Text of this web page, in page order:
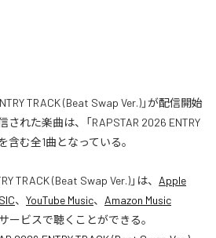
TRACK (Beat Swap Ver.)」が配信開始
れた楽曲は、「RAPSTAR 2026 ENTRY
含む全1曲となっている。
TRACK (Beat Swap Ver.)」は、 Apple
、 YouTube Music、 Amazon Music
ービスで聴くことができる。